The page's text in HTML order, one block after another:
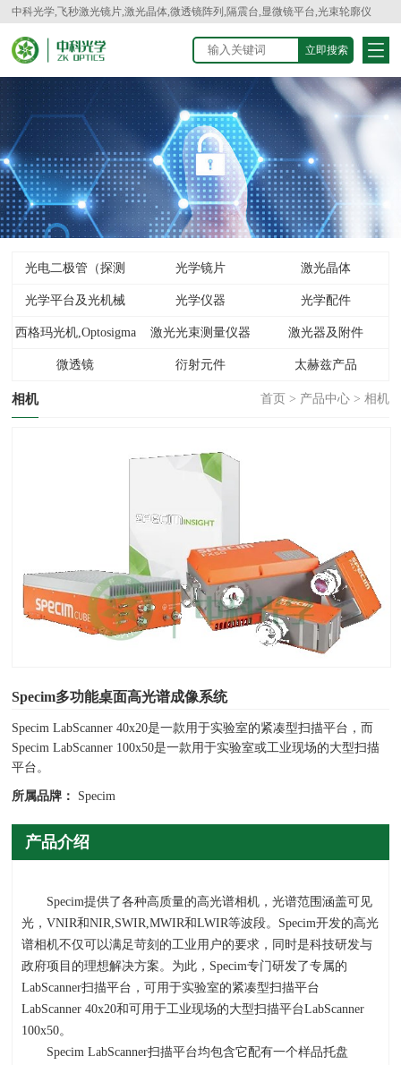
中科光学,飞秒激光镜片,激光晶体,微透镜阵列,隔震台,显微镜平台,光束轮廓仪
光电二极管（探测
器）
光学镜片 激光晶体
光学平台及光机械 光学仪器 光学配件
西格玛光机,Optosigma 激光光束测量仪器 激光器及附件
微透镜 衍射元件 太赫兹产品
相机 首页 > 产品中心> 相机
Specim多功能桌面高光谱成像系统
Specim LabScanner 40x20是一款用于实验室的紧凑型扫描平台，而
Specim LabScanner 100x50是一款用于实验室或工业现场的大型扫描
平台。
所属品牌： Specim
产品介绍
Specim提供了各种高质量的高光谱相机，光谱范围涵盖可见
光，VNIR和NIR,SWIR,MWIR和LWIR等波段。 Specim开发的高光
谱相机不仅可以满足苛刻的工业用户的要求，同时是科技研发与
政府项目的理想解决方案。为此， Specim专门研发了专属的
LabScanner扫描平台，可用于实验室的紧凑型扫描平台
LabScanner 40x20和可用于工业现场的大型扫描平台LabScanner
100x50。
Specim LabScanner扫描平台均包含它配有一个样品托盘